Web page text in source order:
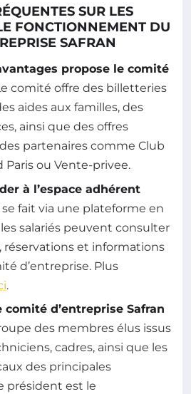
SUR LES
FONCTIONNEMENT DU
SAFRAN
propose le comité
comité offre des billetteries
aides aux familles, des
ainsi que des offres
partenaires comme Club
Paris ou Vente-privee.
à l’espace adhérent
se fait via une plateforme en
salariés peuvent consulter
réservations et informations
d’entreprise. Plus
.
comité d’entreprise Safran
des membres élus issus
cadres, ainsi que les
des principales
président est le